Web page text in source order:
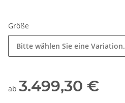
Größe
Bitte wählen Sie eine Variation.
ab 3.499,30 €